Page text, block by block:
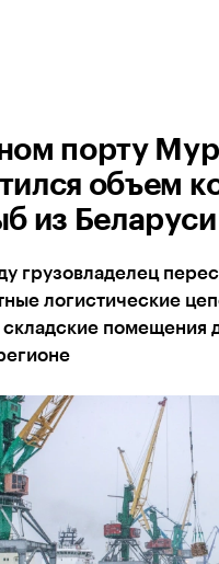
порту
объем
из Беларуси
грузовладелец
логистические
помещения